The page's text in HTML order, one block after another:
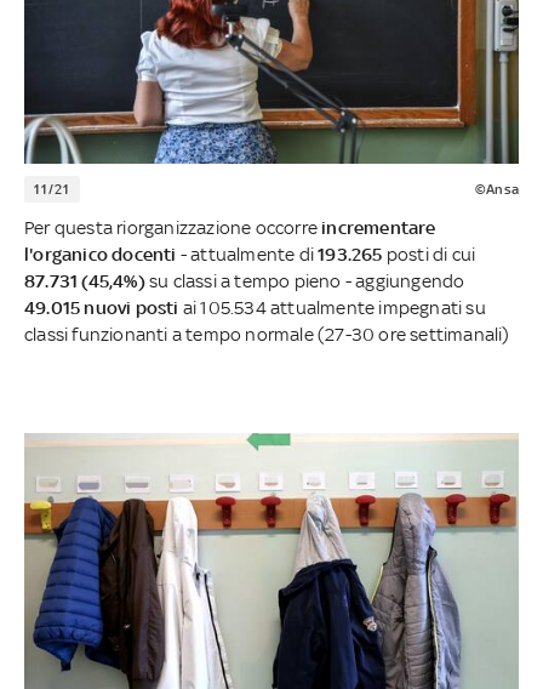
11/21 ©Ansa
Per questa riorganizzazione occorre incrementare
l'organico docenti - attualmente di193.265 posti di cui
87.731 (45,4%)su classi a tempo pieno - aggiungendo
49.015 nuovi posti ai 105.534 attualmente impegnati su
classi funzionanti a tempo normale (27-30 ore settimanali)